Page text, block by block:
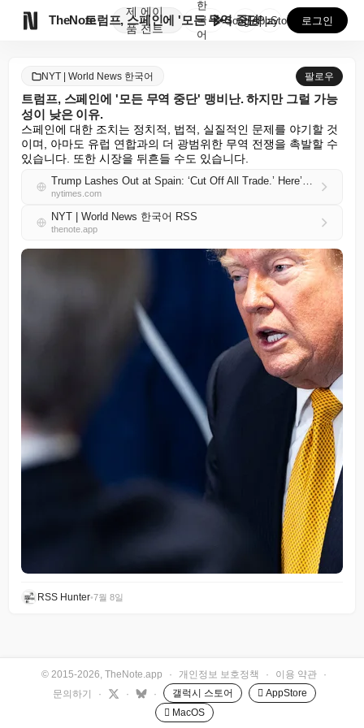
TheNote
제
품
에이
전트
트럼프, 스페인에 '모든 무역 중단' 맹비난. 하지만 ...
한
국
어
GooglePlay
AppStore 로그인
NYT | World News 한국어 팔로우
트럼프, 스페인에 '모든 무역 중단' 맹비난. 하지만 그럴 가능
성이 낮은 이유.
스페인에 대한 조치는 정치적, 법적, 실질적인 문제를 야기할 것
이며, 아마도 유럽 연합과의 더 광범위한 무역 전쟁을 촉발할 수
있습니다. 또한 시장을 뒤흔들 수도 있습니다.
Trump Lashes Out at Spain: ‘Cut Off All Trade.’ Here’s Why That’s Unlikely.
nytimes.com
NYT | World News 한국어 RSS
thenote.app
RSS Hunter•7월 8일
© 2015-2026, TheNote.app · 개인정보 보호정책 · 이용 약관
·
문의하기
· · · 갤럭시 스토어
 AppStore
 MacOS